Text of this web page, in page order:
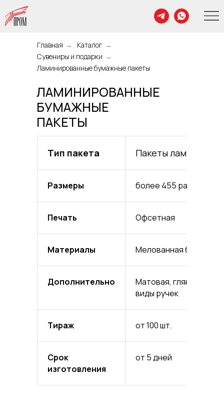
Главная → Каталог →
Сувениры и подарки →
Ламинированные бумажные пакеты
ЛАМИНИРОВАННЫЕ
БУМАЖНЫЕ
ПАКЕТЫ
Тип пакета Пакеты
Размеры более 455 размеров
Печать Офсетная
Материалы Мелованная бумага,
Дополнительно
Матовая, глянцевая и
виды ручек
Тираж от 100 шт.
Срок
изготовления
от 5 дней